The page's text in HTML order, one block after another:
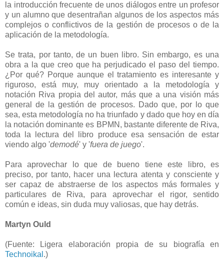
la introducción frecuente de unos diálogos entre un profesor
y un alumno que desentrañan algunos de los aspectos más
complejos o conflictivos de la gestión de procesos o de la
aplicación de la metodología.
Se trata, por tanto, de un buen libro. Sin embargo, es una
obra a la que creo que ha perjudicado el paso del tiempo.
¿Por qué? Porque aunque el tratamiento es interesante y
riguroso, está muy, muy orientado a la metodología y
notación Riva propia del autor, más que a una visión más
general de la gestión de procesos. Dado que, por lo que
sea, esta metodología no ha triunfado y dado que hoy en día
la notación dominante es BPMN, bastante diferente de Riva,
toda la lectura del libro produce esa sensación de estar
viendo algo 'demodé' y 'fuera de juego'.
Para aprovechar lo que de bueno tiene este libro, es
preciso, por tanto, hacer una lectura atenta y consciente y
ser capaz de abstraerse de los aspectos más formales y
particulares de Riva, para aprovechar el rigor, sentido
común e ideas, sin duda muy valiosas, que hay detrás.
Martyn Ould
(Fuente: Ligera elaboración propia de su biografía en
Technoikal .)